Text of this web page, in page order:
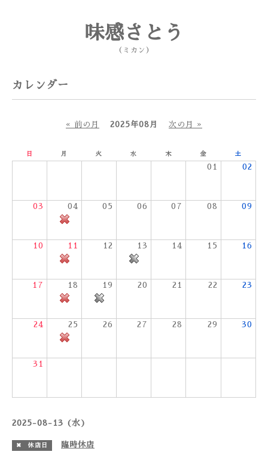
味感さとう
（ミカン）
カレンダー
« 前の月 2025年08月 次の月 »
日 月 火 水 木 金 土
01 02
03 04 05 06 07 08 09
10 11 12 13 14 15 16
17 18 19 20 21 22 23
24 25 26 27 28 29 30
31
2025-08-13 (水)
✖ 休店日 臨時休店